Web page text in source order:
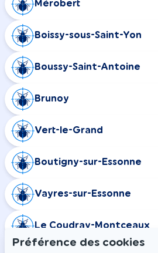
Mérobert
Boissy-sous-Saint-Yon
Boussy-Saint-Antoine
Brunoy
Vert-le-Grand
Boutigny-sur-Essonne
Vayres-sur-Essonne
Le Coudray-Montceaux
Préférence des cookies